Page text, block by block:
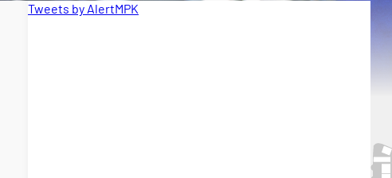
Tweets by AlertMPK